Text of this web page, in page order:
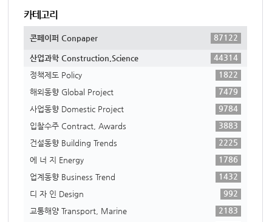
카테고리
콘페이퍼 Conpaper 87122
산업과학 Construction,Science
44314
정책제도 Policy
1822
해외동향 Global Project
7479
사업동향 Domestic Project
9784
입찰수주 Contract, Awards
3883
건설동향 Building Trends
2225
에 너 지 Energy
1786
업계동향 Business Trend
1432
디 자 인 Design
992
교통해양 Transport, Marine
2183